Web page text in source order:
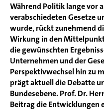
Während Politik lange vor
verabschiedeten Gesetze
wurde, rückt zunehmend
Wirkung in den
die gewünschten
Unternehmen und der
Perspektivwechsel hin zu
prägt aktuell die Debatte
Bundesebene. Prof. Dr.
Beitrag die Entwicklungen